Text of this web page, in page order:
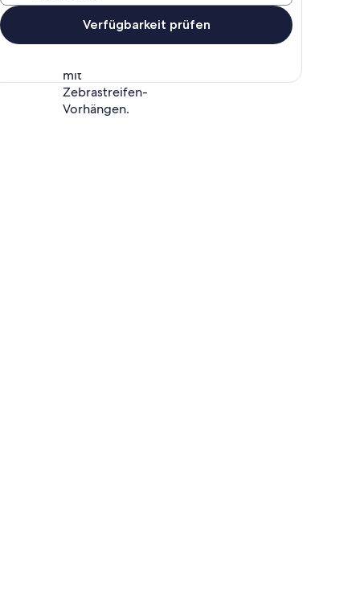
Verfügbarkeit prüfen